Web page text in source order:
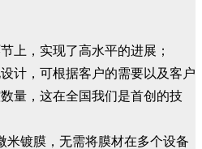
上，实现了高水平的进展；
计，可根据客户的需要以及客户
量，这在全国我们是首创的技
米镀膜，无需将膜材在多个设备